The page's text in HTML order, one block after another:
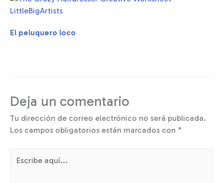
El peluquero loco
Deja un comentario
Tu dirección de correo electrónico no será publicada.
Los campos obligatorios están marcados con *
aquí...